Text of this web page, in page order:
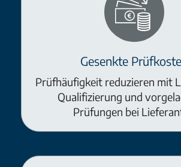
Gesenkte
Prüfhäufigkeit reduzieren mit
Qualifizierung und
Prüfungen bei